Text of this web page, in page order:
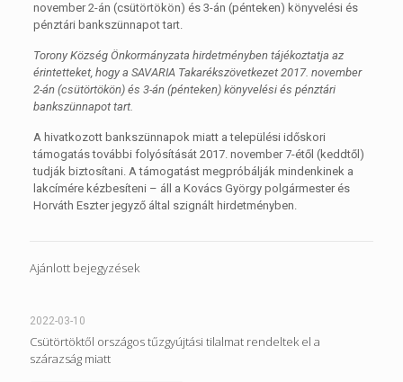
november 2-án (csütörtökön) és 3-án (pénteken) könyvelési és
pénztári bankszünnapot tart.
Torony Község Önkormányzata hirdetményben tájékoztatja az
érintetteket, hogy a SAVARIA Takarékszövetkezet 2017. november
2-án (csütörtökön) és 3-án (pénteken) könyvelési és pénztári
bankszünnapot tart.
A hivatkozott bankszünnapok miatt a települési időskori
támogatás további folyósítását 2017. november 7-étől (keddtől)
tudják biztosítani. A támogatást megpróbálják mindenkinek a
lakcímére kézbesíteni – áll a Kovács György polgármester és
Horváth Eszter jegyző által szignált hirdetményben.
Ajánlott bejegyzések
2022-03-10
Csütörtöktől országos tűzgyújtási tilalmat rendeltek el a
szárazság miatt